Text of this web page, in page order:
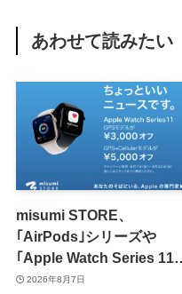
あわせて読みたい
misumi STORE、
｢AirPods｣シリーズや
｢Apple Watch Series 11｣
のセールを開催中
2026年8月7日